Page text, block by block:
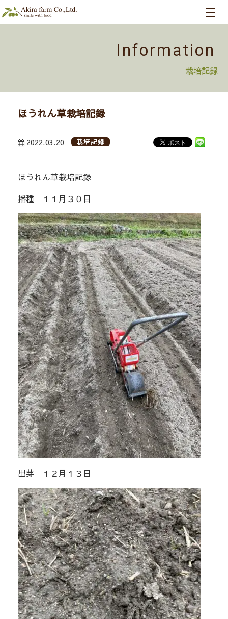
Information
栽培記録
ほうれん草栽培記録
2022.03.20 栽培記録
ほうれん草栽培記録
播種 １１月３０日
出芽 １２月１３日